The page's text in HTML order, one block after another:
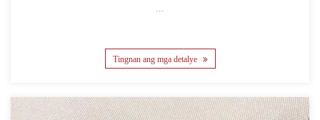
Tingnan ang mga detalye